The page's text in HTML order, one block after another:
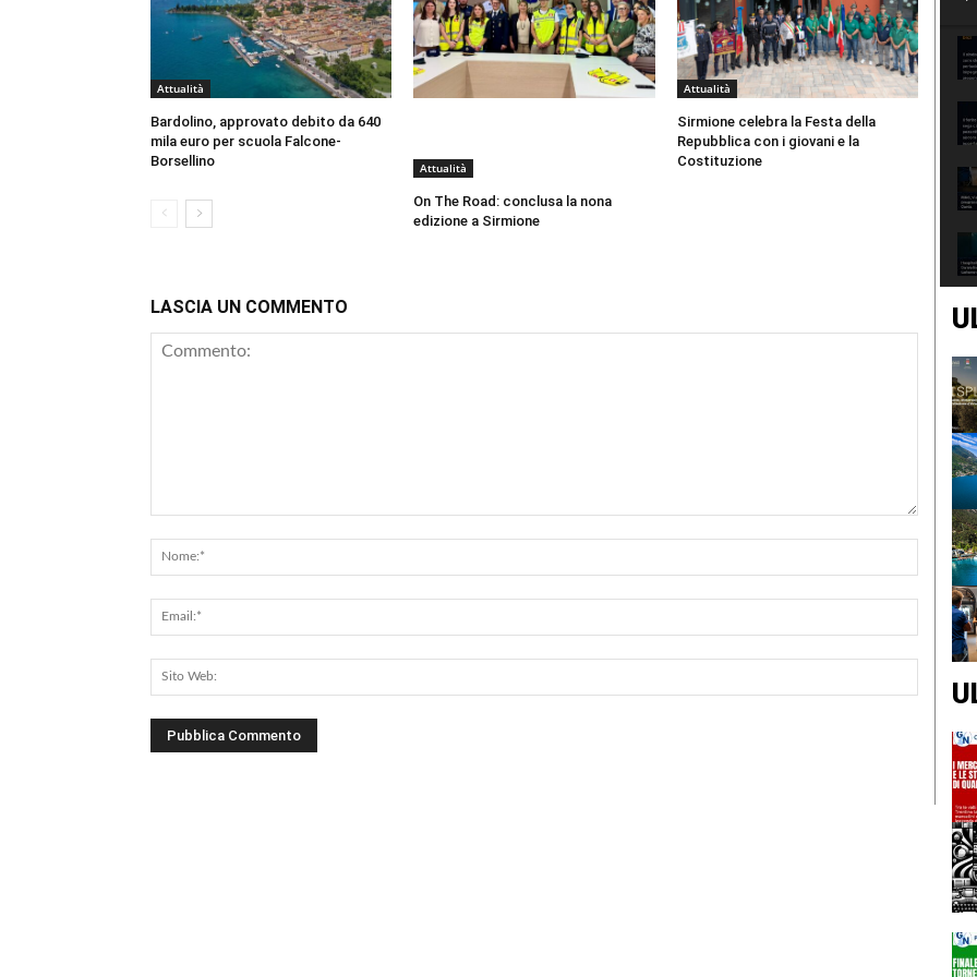
Attualità
Bardolino, approvato debito da 640
mila euro per scuola Falcone-
Borsellino
Attualità
On The Road: conclusa la nona
edizione a Sirmione
Attualità
Sirmione celebra la Festa della
Repubblica con i giovani e la
Costituzione
LASCIA UN COMMENTO
Nome:*
Email:*